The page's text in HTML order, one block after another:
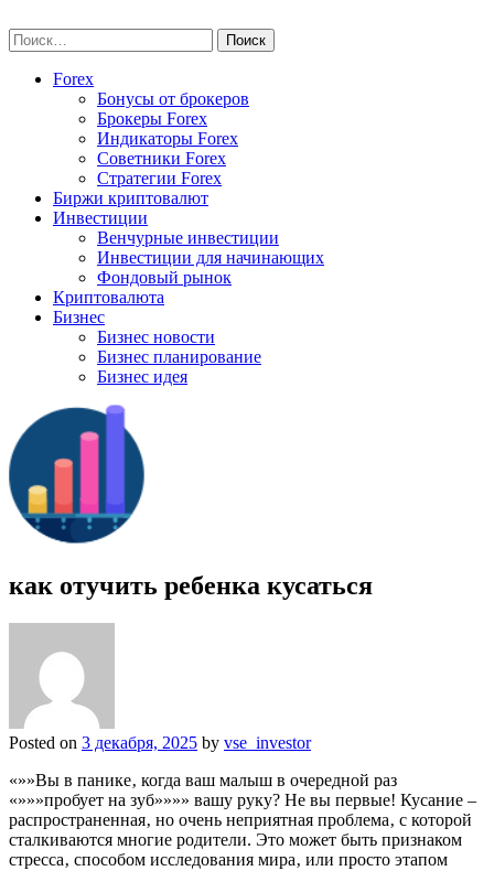
to
content
Найти:
Forex
Бонусы от брокеров
Брокеры Forex
Индикаторы Forex
Советники Forex
Стратегии Forex
Биржи криптовалют
Инвестиции
Венчурные инвестиции
Инвестиции для начинающих
Фондовый рынок
Криптовалюта
Бизнес
Бизнес новости
Бизнес планирование
Бизнес идея
как отучить ребенка кусаться
Posted on 3 декабря, 2025 by vse_investor
«»»Вы в панике‚ когда ваш малыш в очередной раз
«»»»пробует на зуб»»»» вашу руку? Не вы первые! Кусание –
распространенная‚ но очень неприятная проблема‚ с которой
сталкиваются многие родители. Это может быть признаком
стресса‚ способом исследования мира‚ или просто этапом